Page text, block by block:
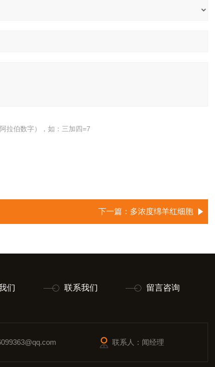
拉伯数字），如：三加四=7
下一篇： 多浓度绵羊红细胞
们 联系我们 留言咨询
联系人：闻经理